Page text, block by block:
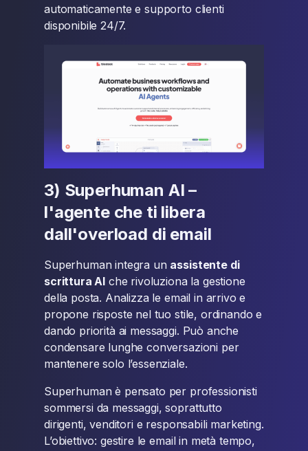
automaticamente e supporto clienti
disponibile 24/7.
3) Superhuman AI –
l'agente che ti libera
dall'overload di email
Superhuman integra un assistente di
scrittura AI che rivoluziona la gestione
della posta. Analizza le email in arrivo e
propone risposte nel tuo stile, ordinando e
dando priorità ai messaggi. Può anche
condensare lunghe conversazioni per
mantenere solo l’essenziale.
Superhuman è pensato per professionisti
sommersi da messaggi, soprattutto
dirigenti, venditori e responsabili marketing.
L’obiettivo: gestire le email in metà tempo,